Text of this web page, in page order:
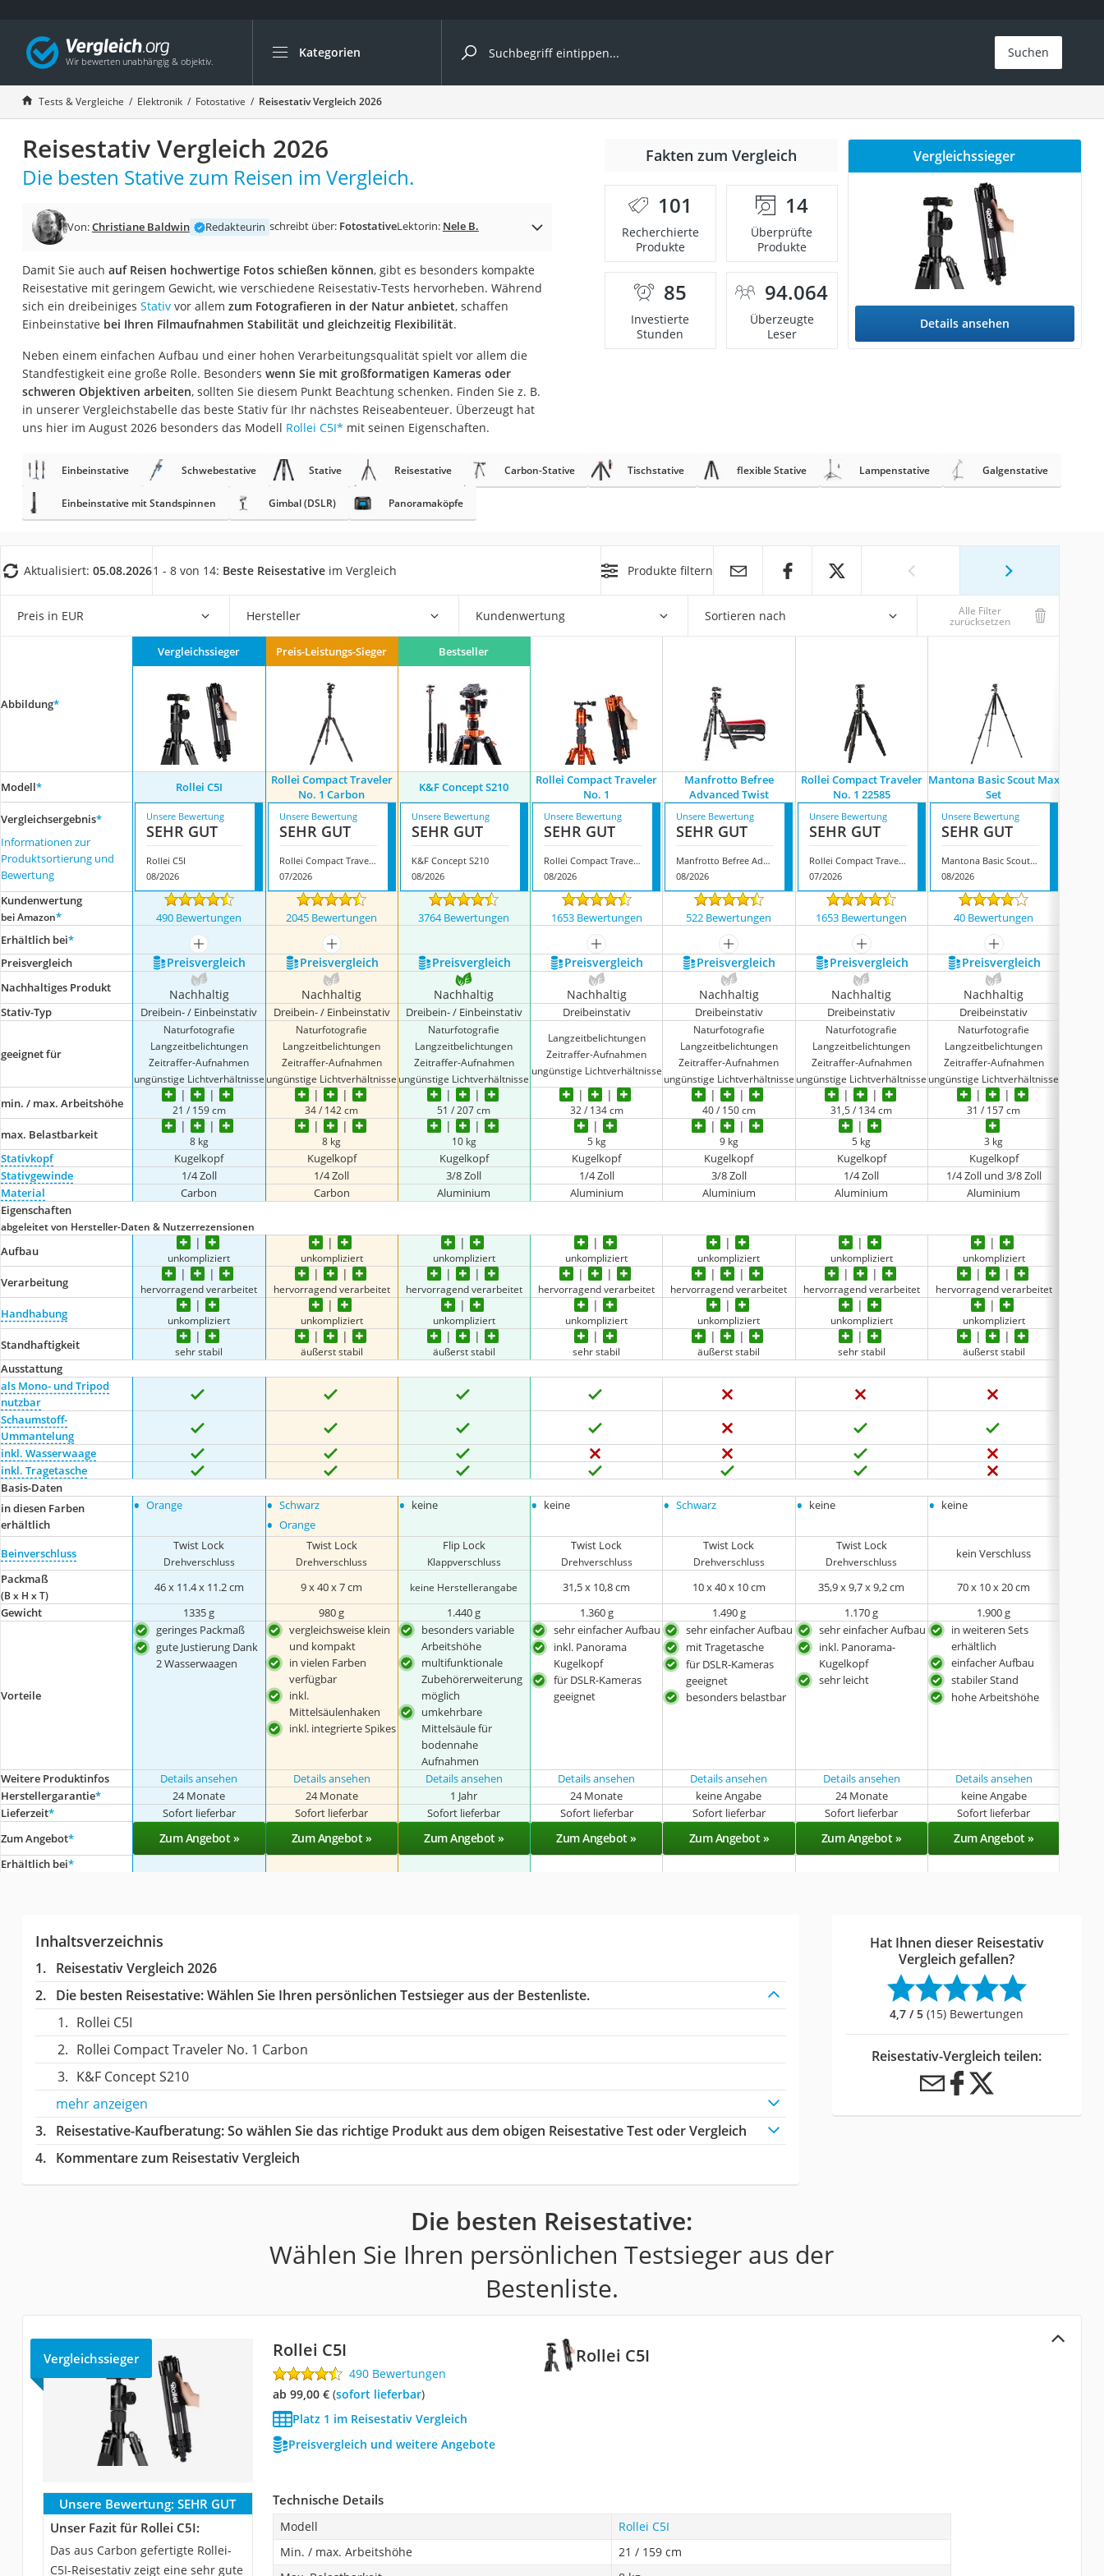
Kategorien
Die beliebtesten Vergleiche nach Kategorie
Elektronik
Powerstation
Monitor 32 Zoll 4K
Fernseher
Desktop-PC
Diascanner
Laser-Multifunktionsdrucker
Powerline-Adapter
Powerstation mit Solarpanel
Gaming-PC
Soundbar
17-Zoll-Laptop
Satellitenschüssel
Gaming-Headset
Schnurloses Telefon
Ladekabel Typ 2 Schuko
Acer Aspire
Service
Suchen
Tests & Vergleiche Elektronik Fotostative Reisestativ Vergleich 2026
Reisestativ Vergleich 2026
Die besten Stative zum Reisen im Vergleich.
Von:Christiane Baldwin Redakteurin schreibt über: FotostativeLektorin: Nele B.
Damit Sie auch auf Reisen hochwertige Fotos schießen können, gibt es besonders kompakte
Reisestative mit geringem Gewicht, wie verschiedene Reisestativ-Tests hervorheben. Während
sich ein dreibeiniges Stativvor allem zum Fotografieren in der Natur anbietet, schaffen
Einbeinstative bei Ihren Filmaufnahmen Stabilität und gleichzeitig Flexibilität.
Neben einem einfachen Aufbau und einer hohen Verarbeitungsqualität spielt vor allem die
Standfestigkeit eine große Rolle. Besonders wenn Sie mit großformatigen Kameras oder
schweren Objektiven arbeiten, sollten Sie diesem Punkt Beachtung schenken. Finden Sie z. B.
in unserer Vergleichstabelle das beste Stativ für Ihr nächstes Reiseabenteuer. Überzeugt hat
uns hier im August 2026 besonders das Modell Rollei C5I* mit seinen Eigenschaften.
Fakten zum Vergleich
101
Recherchierte
Produkte
14
Überprüfte
Produkte
85
Investierte
Stunden
94.064
Überzeugte
Leser
Vergleichssieger
Details ansehen
Einbeinstative Schwebestative Stative Reisestative Carbon-Stative Tischstative flexible Stative Lampenstative Galgenstative
Einbeinstative mit Standspinnen Gimbal (DSLR) Panoramaköpfe
Aktualisiert: 05.08.20261 - 8 von 14: Beste Reisestative im Vergleich Produkte filtern
Preis in EUR Hersteller Kundenwertung Sortieren nach Alle Filter
zurücksetzen
Abbildung*
Vergleichssieger Preis-Leistungs-Sieger Bestseller
Modell* Rollei C5I
Rollei Compact Traveler
No. 1 Carbon
K&F Concept S210
Rollei Compact Traveler
No. 1
Manfrotto Befree
Advanced Twist
Rollei Compact Traveler
No. 1 22585
Mantona Basic Scout Max
Set
Vergleichsergebnis*
Informationen zur
Produktsortierung und
Bewertung
Unsere Bewertung
SEHR GUT
Rollei C5I
08/2026
Unsere Bewertung
SEHR GUT
Rollei Compact Traveler No. 1 Carbon
07/2026
Unsere Bewertung
SEHR GUT
K&F Concept S210
08/2026
Unsere Bewertung
SEHR GUT
Rollei Compact Traveler No. 1
08/2026
Unsere Bewertung
SEHR GUT
Manfrotto Befree Advanced Twist
08/2026
Unsere Bewertung
SEHR GUT
Rollei Compact Traveler No. 1 22585
07/2026
Unsere Bewertung
SEHR GUT
Mantona Basic Scout Max Set
08/2026
Kundenwertung
bei Amazon* 490 Bewertungen 2045 Bewertungen 3764 Bewertungen 1653 Bewertungen 522 Bewertungen 1653 Bewertungen 40 Bewertungen
Erhältlich bei*
mehr anzeigen mehr anzeigen mehr anzeigen mehr anzeigen mehr anzeigen
mehr anzeigen
Preis­vergleich
Preis­vergleich Preis­vergleich Preis­vergleich Preis­vergleich Preis­vergleich Preis­vergleich Preis­vergleich
Nachhaltiges Produkt Nachhaltig Nachhaltig Nachhaltig Nachhaltig Nachhaltig Nachhaltig Nachhaltig
Stativ-Typ Dreibein- / Einbeinstativ Dreibein- / Einbeinstativ Dreibein- / Einbeinstativ Dreibeinstativ Dreibeinstativ Dreibeinstativ Dreibeinstativ
geeignet für
Naturfotografie
Langzeitbelichtungen
Zeitraffer-Aufnahmen
ungünstige Lichtverhältnisse
Naturfotografie
Langzeitbelichtungen
Zeitraffer-Aufnahmen
ungünstige Lichtverhältnisse
Naturfotografie
Langzeitbelichtungen
Zeitraffer-Aufnahmen
ungünstige Lichtverhältnisse
Langzeitbelichtungen
Zeitraffer-Aufnahmen
ungünstige Lichtverhältnisse
Naturfotografie
Langzeitbelichtungen
Zeitraffer-Aufnahmen
ungünstige Lichtverhältnisse
Naturfotografie
Langzeitbelichtungen
Zeitraffer-Aufnahmen
ungünstige Lichtverhältnisse
Naturfotografie
Langzeitbelichtungen
Zeitraffer-Aufnahmen
ungünstige Lichtverhältnisse
min. / max. Arbeitshöhe 21 / 159 cm 34 / 142 cm 51 / 207 cm 32 / 134 cm 40 / 150 cm 31,5 / 134 cm 31 / 157 cm
max. Belastbarkeit 8 kg 8 kg 10 kg 5 kg 9 kg 5 kg 3 kg
Stativkopf Kugelkopf Kugelkopf Kugelkopf Kugelkopf Kugelkopf Kugelkopf Kugelkopf
Stativgewinde
1/4 Zoll 1/4 Zoll 3/8 Zoll 1/4 Zoll 3/8 Zoll 1/4 Zoll
1/4 Zoll und 3/8 Zoll
Material
Carbon Carbon Aluminium Aluminium Aluminium Aluminium Aluminium
Eigenschaften
abgeleitet von Hersteller-Daten & Nutzerrezensionen
Aufbau unkompliziert unkompliziert unkompliziert unkompliziert unkompliziert unkompliziert unkompliziert
Verarbeitung hervorragend verarbeitet hervorragend verarbeitet hervorragend verarbeitet hervorragend verarbeitet hervorragend verarbeitet hervorragend verarbeitet hervorragend verarbeitet
Handhabung unkompliziert unkompliziert unkompliziert unkompliziert unkompliziert unkompliziert unkompliziert
Standhaftigkeit sehr stabil äußerst stabil äußerst stabil sehr stabil äußerst stabil sehr stabil äußerst stabil
Ausstattung
als Mono- und Tripod
nutzbar
Schaumstoff-
Ummantelung
inkl. Wasserwaage
inkl. Tragetasche
Basis-Daten
in diesen Farben
erhältlich
• Orange • Schwarz
• Orange
• keine • keine • Schwarz • keine • keine
Beinverschluss
Twist Lock
Drehverschluss
Twist Lock
Drehverschluss
Flip Lock
Klappverschluss
Twist Lock
Drehverschluss
Twist Lock
Drehverschluss
Twist Lock
Drehverschluss
kein Verschluss
Packmaß
(B x H x T)
46 x 11.4 x 11.2 cm 9 x 40 x 7 cm keine Herstellerangabe 31,5 x 10,8 cm 10 x 40 x 10 cm 35,9 x 9,7 x 9,2 cm ‎70 x 10 x 20 cm
Gewicht
1335 g 980 g 1.440 g 1.360 g 1.490 g 1.170 g 1.900 g
Vorteile
geringes Packmaß
gute Justierung Dank
2 Wasserwaagen
vergleichsweise klein
und kompakt
in vielen Farben
verfügbar
inkl.
Mittelsäulenhaken
inkl. integrierte Spikes
besonders variable
Arbeitshöhe
multifunktionale
Zubehörerweiterung
möglich
umkehrbare
Mittelsäule für
bodennahe
Aufnahmen
sehr einfacher Aufbau
inkl. Panorama
Kugelkopf
für DSLR-Kameras
geeignet
sehr einfacher Aufbau
mit Tragetasche
für DSLR-Kameras
geeignet
besonders belastbar
sehr einfacher Aufbau
inkl. Panorama-
Kugelkopf
sehr leicht
in weiteren Sets
erhältlich
einfacher Aufbau
stabiler Stand
hohe Arbeitshöhe
Weitere Produktinfos Details ansehen Details ansehen Details ansehen Details ansehen Details ansehen Details ansehen Details ansehen
Herstellergarantie* 24 Monate 24 Monate 1 Jahr 24 Monate keine Angabe 24 Monate
keine Angabe
Lieferzeit* Sofort lieferbar Sofort lieferbar Sofort lieferbar Sofort lieferbar Sofort lieferbar Sofort lieferbar Sofort lieferbar
Zum Angebot* Zum Angebot » Zum Angebot » Zum Angebot » Zum Angebot » Zum Angebot » Zum Angebot » Zum Angebot »
Erhältlich bei*
Inhaltsverzeichnis
Reisestativ Vergleich 2026
Die besten Reisestative:Wählen Sie Ihren persönlichen Testsieger aus der Bestenliste.
Rollei C5I
Rollei Compact Traveler No. 1 Carbon
K&F Concept S210
mehr anzeigen
Reisestative-Kaufberatung: So wählen Sie das richtige Produkt aus dem obigen Reisestative Test oder Vergleich
Kommentare zum Reisestativ Vergleich
Hat Ihnen dieser Reisestativ
Vergleich gefallen?
4,7 / 5 (15) Bewertungen
Reisestativ-Vergleich teilen:
Die besten Reisestative:
Wählen Sie Ihren persönlichen Testsieger aus der
Bestenliste.
Rollei C5I
Vergleichssieger Rollei C5I
490 Bewertungen
ab 99,00 €( Sofort lieferbar)
Platz 1 im Reisestativ Vergleich
Preisvergleich und weitere Angebote
Unsere Bewertung: SEHR GUT
Unser Fazit für Rollei C5I:
Das aus Carbon gefertigte Rollei-
C5I-Reisestativ zeigt eine sehr gute
Technische Details
Modell
Rollei C5I
Min. / max. Arbeitshöhe
21 / 159 cm